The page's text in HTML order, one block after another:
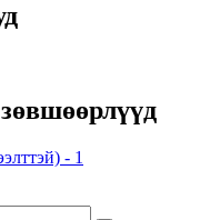
- 1